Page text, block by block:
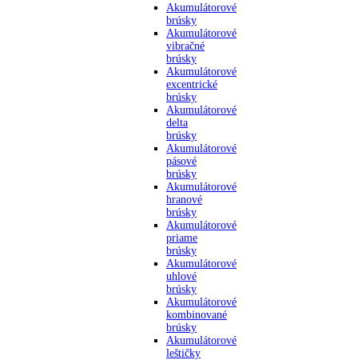
Akumulátorové
brúsky
Akumulátorové
vibračné
brúsky
Akumulátorové
excentrické
brúsky
Akumulátorové
delta
brúsky
Akumulátorové
pásové
brúsky
Akumulátorové
hranové
brúsky
Akumulátorové
priame
brúsky
Akumulátorové
uhlové
brúsky
Akumulátorové
kombinované
brúsky
Akumulátorové
leštičky